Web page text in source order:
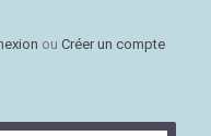
ou Créer un compte